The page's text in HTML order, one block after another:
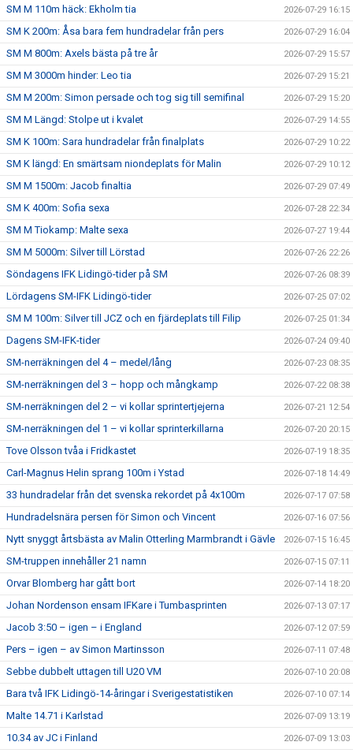
SM M 110m häck: Ekholm tia 2026-07-29 16:15
SM K 200m: Åsa bara fem hundradelar från pers 2026-07-29 16:04
SM M 800m: Axels bästa på tre år 2026-07-29 15:57
SM M 3000m hinder: Leo tia 2026-07-29 15:21
SM M 200m: Simon persade och tog sig till semifinal 2026-07-29 15:20
SM M Längd: Stolpe ut i kvalet 2026-07-29 14:55
SM K 100m: Sara hundradelar från finalplats 2026-07-29 10:22
SM K längd: En smärtsam niondeplats för Malin 2026-07-29 10:12
SM M 1500m: Jacob finaltia 2026-07-29 07:49
SM K 400m: Sofia sexa 2026-07-28 22:34
SM M Tiokamp: Malte sexa 2026-07-27 19:44
SM M 5000m: Silver till Lörstad 2026-07-26 22:26
Söndagens IFK Lidingö-tider på SM 2026-07-26 08:39
Lördagens SM-IFK Lidingö-tider 2026-07-25 07:02
SM M 100m: Silver till JCZ och en fjärdeplats till Filip 2026-07-25 01:34
Dagens SM-IFK-tider 2026-07-24 09:40
SM-nerräkningen del 4 – medel/lång 2026-07-23 08:35
SM-nerräkningen del 3 – hopp och mångkamp 2026-07-22 08:38
SM-nerräkningen del 2 – vi kollar sprintertjejerna 2026-07-21 12:54
SM-nerräkningen del 1 – vi kollar sprinterkillarna 2026-07-20 20:15
Tove Olsson tvåa i Fridkastet 2026-07-19 18:35
Carl-Magnus Helin sprang 100m i Ystad 2026-07-18 14:49
33 hundradelar från det svenska rekordet på 4x100m 2026-07-17 07:58
Hundradelsnära persen för Simon och Vincent 2026-07-16 07:56
Nytt snyggt årtsbästa av Malin Otterling Marmbrandt i Gävle 2026-07-15 16:45
SM-truppen innehåller 21 namn 2026-07-15 07:11
Orvar Blomberg har gått bort 2026-07-14 18:20
Johan Nordenson ensam IFKare i Tumbasprinten 2026-07-13 07:17
Jacob 3:50 – igen – i England 2026-07-12 07:59
Pers – igen – av Simon Martinsson 2026-07-11 07:48
Sebbe dubbelt uttagen till U20 VM 2026-07-10 20:08
Bara två IFK Lidingö-14-åringar i Sverigestatistiken 2026-07-10 07:14
Malte 14.71 i Karlstad 2026-07-09 13:19
10.34 av JC i Finland 2026-07-09 13:03